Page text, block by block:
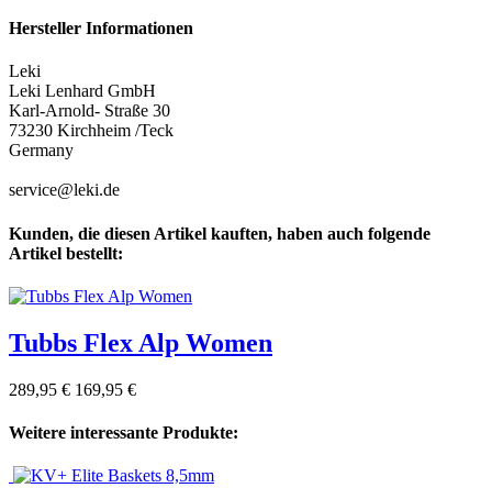
Hersteller Informationen
Leki
Leki Lenhard GmbH
Karl-Arnold- Straße 30
73230 Kirchheim /Teck
Germany
service@leki.de
Kunden, die diesen Artikel kauften, haben auch folgende
Artikel bestellt:
Tubbs Flex Alp Women
289,95 € 169,95 €
Weitere interessante Produkte: